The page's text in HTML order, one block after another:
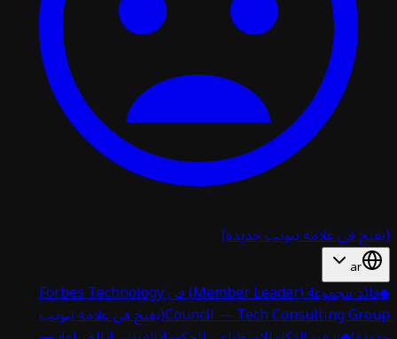
في علامة تبويب جديدة)
ar
قائد مجموعة (Member Leader) في Forbes Technology
Council — Tech Consulting(يفتح في علامة تبويب